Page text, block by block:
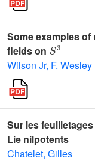
Some examples
fields on
S3
Wilson Jr, F. Wesley
Sur les
Lie nilpotents
Chatelet, Gilles